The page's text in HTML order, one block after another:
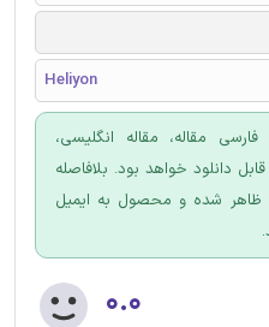
Heliyon
مقاله، مقاله انگلیسی،
دانلود خواهد بود. بلافاصله
ظاهر شده و محصول به ایمیل
۰.۰